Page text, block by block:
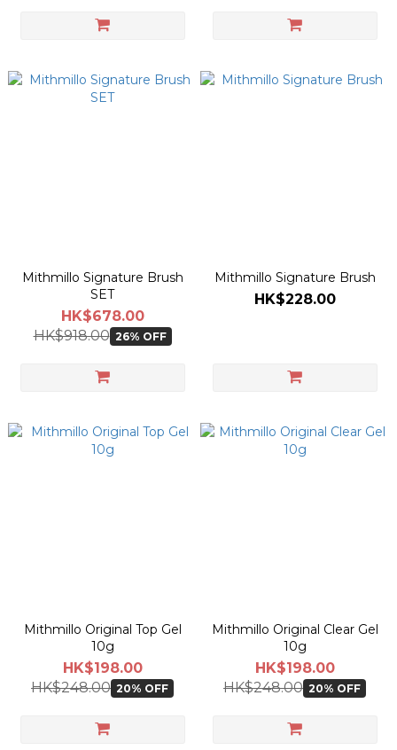
Mithmillo Signature Brush
SET
HK$678.00
HK$918.00 26% OFF
Mithmillo Signature Brush
HK$228.00
Mithmillo Original Top Gel
10g
HK$198.00
HK$248.00 20% OFF
Mithmillo Original Clear Gel
10g
HK$198.00
HK$248.00 20% OFF